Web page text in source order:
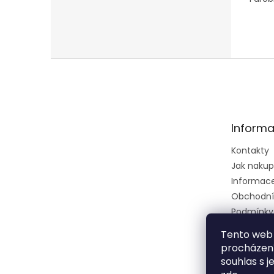
Tento
souhlas s
Kontakty
Jak
Ústřední
zkušební